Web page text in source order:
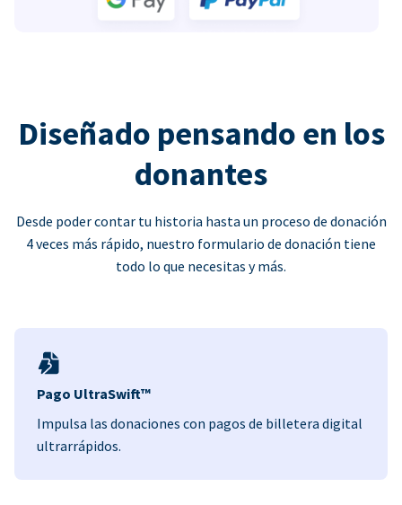
Diseñado pensando en los
donantes
Desde poder contar tu historia hasta un proceso de donación
4 veces más rápido, nuestro formulario de donación tiene
todo lo que necesitas y más.
Pago UltraSwift™
Impulsa las donaciones con pagos de billetera digital
ultrarrápidos.